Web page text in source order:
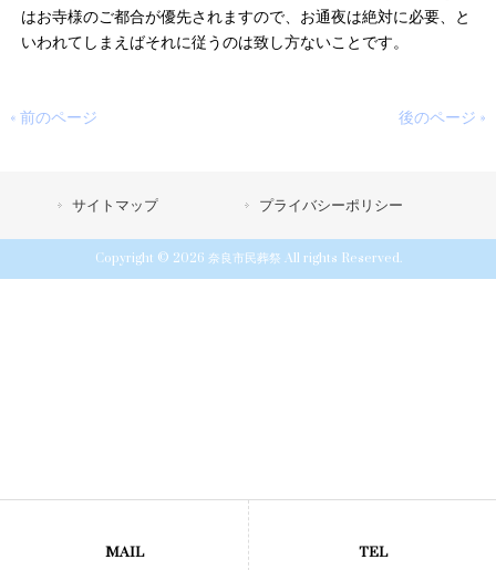
はお寺様のご都合が優先されますので、お通夜は絶対に必要、と
いわれてしまえばそれに従うのは致し方ないことです。
« 前のページ 後のページ »
サイトマップ プライバシーポリシー
Copyright © 2026 奈良市民葬祭 All rights Reserved.
MAIL TEL